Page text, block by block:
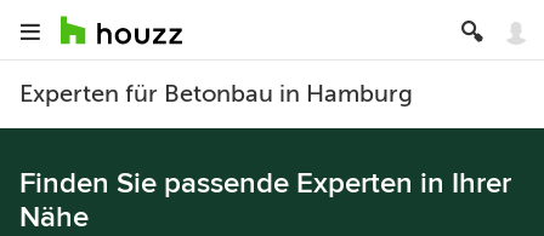
Experten für Betonbau in Hamburg
Finden Sie passende Experten in Ihrer
Nähe